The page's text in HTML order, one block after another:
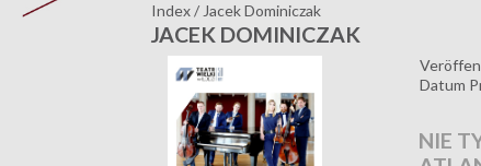
Index/ Jacek Dominiczak
JACEK DOMINICZAK
Datum
NIE